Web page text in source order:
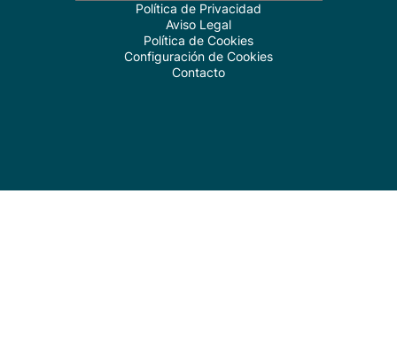
Política de Privacidad
Aviso Legal
Política de Cookies
Configuración de Cookies
Contacto